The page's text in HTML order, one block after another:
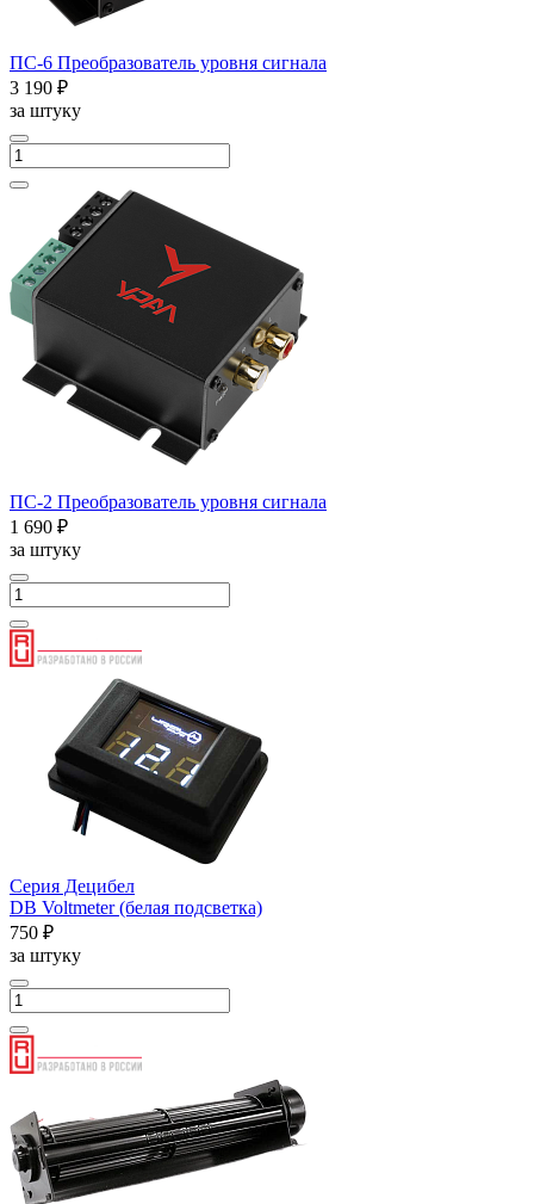
ПС-6 Преобразователь уровня сигнала
3 190 ₽
за штуку
ПС-2 Преобразователь уровня сигнала
1 690 ₽
за штуку
Серия Децибел
DB Voltmeter (белая подсветка)
750 ₽
за штуку